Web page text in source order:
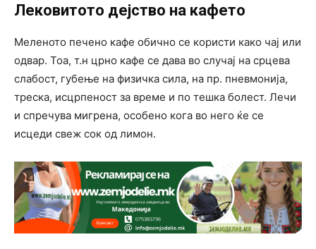
Лековитото дејство на кафето
Меленото печено кафе обично се користи како чај или
одвар. Тоа, т.н црно кафе се дава во случај на срцева
слабост, губење на физичка сила, на пр. пневмонија,
треска, исцрпеност за време и по тешка болест. Лечи
и спречува мигрена, особено кога во него ќе се
исцеди свеж сок од лимон.